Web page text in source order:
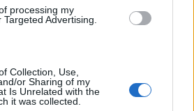
processing my
Advertising.
Collection, Use,
or Sharing of my
Is Unrelated with the
it was collected.
avviamento ecc.? Un saluto da Vittorio
ed accessori vari (smorzatore
dei problemi, anche di